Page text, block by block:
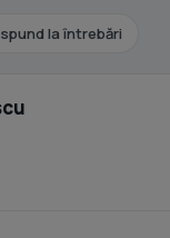
la întrebări